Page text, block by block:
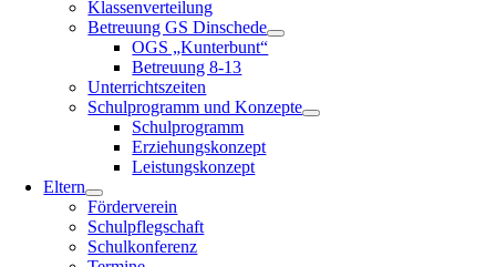
Klassenverteilung
Betreuung GS Dinschede
OGS „Kunterbunt“
Betreuung 8-13
Unterrichtszeiten
Schulprogramm und Konzepte
Schulprogramm
Erziehungskonzept
Leistungskonzept
Eltern
Förderverein
Schulpflegschaft
Schulkonferenz